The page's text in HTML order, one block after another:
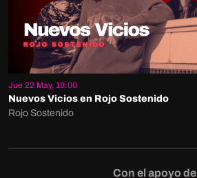
Jue 22 May, 10:00
Nuevos Vicios en Rojo Sostenido
Rojo Sostenido
Con el apoyo de